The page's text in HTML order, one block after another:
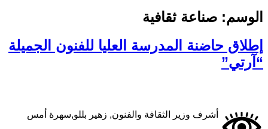
الوسم: صناعة ثقافية
إطلاق حاضنة المدرسة العليا للفنون الجميلة
“آرتي”
أشرف وزير الثقافة والفنون, زهير بللو,سهرة أمس